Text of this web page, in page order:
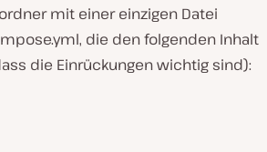
mit einer einzigen Datei
die den folgenden Inhalt
die Einrückungen wichtig sind):